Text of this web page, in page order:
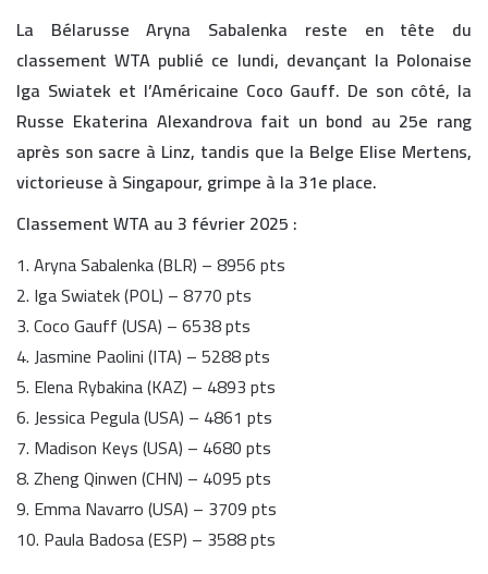
La Bélarusse Aryna Sabalenka reste en tête du
classement WTA publié ce lundi, devançant la Polonaise
Iga Swiatek et l’Américaine Coco Gauff. De son côté, la
Russe Ekaterina Alexandrova fait un bond au 25e rang
après son sacre à Linz, tandis que la Belge Elise Mertens,
victorieuse à Singapour, grimpe à la 31e place.
Classement WTA au 3 février 2025 :
1. Aryna Sabalenka (BLR) – 8956 pts
2. Iga Swiatek (POL) – 8770 pts
3. Coco Gauff (USA) – 6538 pts
4. Jasmine Paolini (ITA) – 5288 pts
5. Elena Rybakina (KAZ) – 4893 pts
6. Jessica Pegula (USA) – 4861 pts
7. Madison Keys (USA) – 4680 pts
8. Zheng Qinwen (CHN) – 4095 pts
9. Emma Navarro (USA) – 3709 pts
10. Paula Badosa (ESP) – 3588 pts